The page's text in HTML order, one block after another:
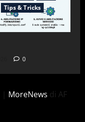
Tips & Tricks
0
| MoreNews di AF